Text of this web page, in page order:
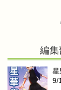
編
星
9/